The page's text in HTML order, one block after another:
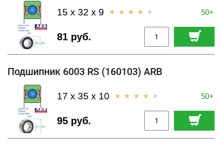
50+
81 руб.
15 x 32 x 9
Подшипник 6003 RS (160103) ARB
50+
95 руб.
17 x 35 x 10